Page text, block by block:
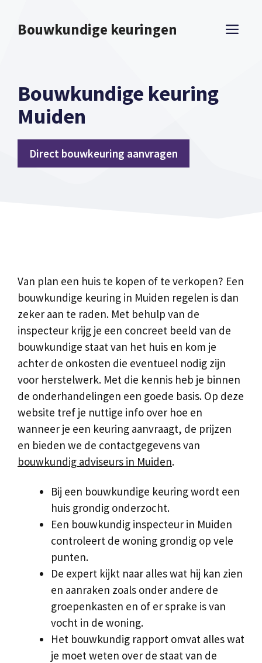
naarBouwkundige keuringen
Bouwkundige keuring
Muiden
Direct bouwkeuring aanvragen
Van plan een huis te kopen of te verkopen? Een
bouwkundige keuring in Muiden regelen is dan
zeker aan te raden. Met behulp van de
inspecteur krijg je een concreet beeld van de
bouwkundige staat van het huis en kom je
achter de onkosten die eventueel nodig zijn
voor herstelwerk. Met die kennis heb je binnen
de onderhandelingen een goede basis. Op deze
website tref je nuttige info over hoe en
wanneer je een keuring aanvraagt, de prijzen
en bieden we de contactgegevens van
bouwkundig adviseurs in Muiden.
Bij een bouwkundige keuring wordt een
huis grondig onderzocht.
Een bouwkundig inspecteur in Muiden
controleert de woning grondig op vele
punten.
De expert kijkt naar alles wat hij kan zien
en aanraken zoals onder andere de
groepenkasten en of er sprake is van
vocht in de woning.
Het bouwkundig rapport omvat alles wat
je moet weten over de staat van de